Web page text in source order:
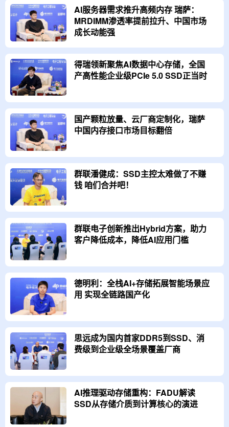
AI服务器需求推升高频内存 瑞萨：
MRDIMM渗透率提前拉升、中国市场
成长动能强
得瑞领新聚焦AI数据中心存储，全国
产高性能企业级PCIe 5.0 SSD正当时
国产颗粒放量、云厂商定制化，瑞萨
中国内存接口市场目标翻倍
群联潘健成：SSD主控太难做了不赚
钱 咱们合并吧！
群联电子创新推出Hybrid方案，助力
客户降低成本，降低AI应用门槛
德明利：全栈AI+存储拓展智能场景应
用 实现全链路国产化
思远成为国内首家DDR5到SSD、消
费级到企业级全场景覆盖厂商
AI推理驱动存储重构：FADU解读
SSD从存储介质到计算核心的演进